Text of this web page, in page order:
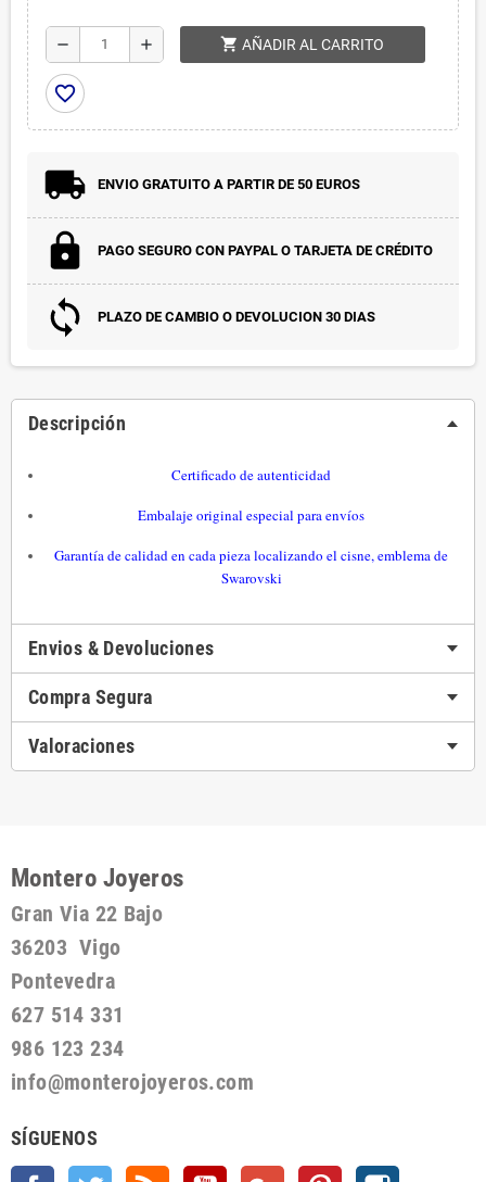
remove add shopping_cart AÑADIR AL CARRITO
favorite_border
ENVIO GRATUITO A PARTIR DE 50 EUROS
PAGO SEGURO CON PAYPAL O TARJETA DE CRÉDITO
PLAZO DE CAMBIO O DEVOLUCION 30 DIAS
Descripción
Certificado de autenticidad
Embalaje original especial para envíos
Garantía de calidad en cada pieza localizando el cisne, emblema de
Swarovski
Envios & Devoluciones
Compra Segura
Valoraciones
Montero Joyeros
Gran Via 22 Bajo
36203 Vigo
Pontevedra
627 514 331
986 123 234
info@monterojoyeros.com
SÍGUENOS
Facebook Twitter YouTube Google + Pinterest